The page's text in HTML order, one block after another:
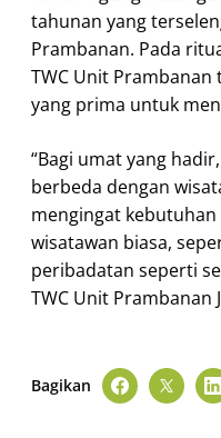
tahunan yang
Prambanan. Pada
TWC Unit
yang prima untuk
“Bagi umat yang
berbeda dengan
mengingat
wisatawan biasa,
peribadatan seperti
TWC Unit Prambanan
Bagikan